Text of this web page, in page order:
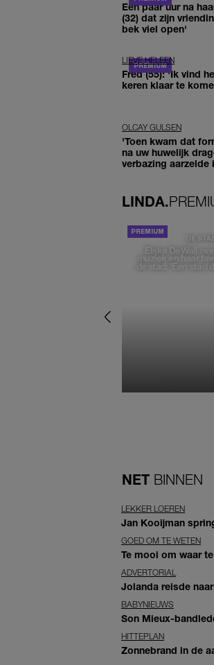
Een paar uur na
(32) dat zijn
bek viel open'
LIEVE HELEEN
Fred (55): 'Ik vind
keren klaar te
OLCAY GULSEN
'Toen kwam dat
na uw huwelijk
verbazing aarzelde
LINDA.
DE
Elske DeWall
muziek en haar
de stad: 'Een stad
NET BINNEN
LEKKER LOEREN
Jan Kooijman
GOED OM TE WETEN
Te mooi om waar
ADVERTORIAL
Jolanda reisde
BABYNIEUWS
Son Mieux-
HITTEPLAN
Zonnebrand in de